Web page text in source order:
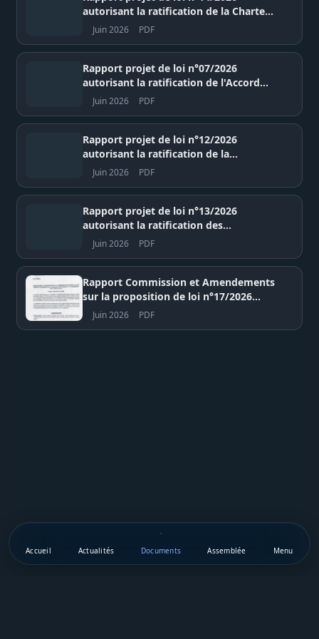
autorisant la ratification de la Charte
constitutive de l'Organisation mondiale
de l'Eau – Assemblée nationale du
Sénégal
Juin 2026 PDF
Rapport projet de loi n°07/2026
autorisant la ratification de l'Accord
BBNJ sur la biodiversité marine au-delà
des juridictions nationales – Assemblée
nationale du Sénégal
Juin 2026 PDF
Rapport projet de loi n°12/2026
autorisant la ratification de la
Convention d'entraide judiciaire en
matière pénale entre le Sénégal et la
Gambie – Assemblée nationale du
Sénégal
Juin 2026 PDF
Rapport projet de loi n°13/2026
autorisant la ratification des
amendements à l'article 8 du Statut de
Rome de la Cour pénale internationale
(CPI) – Assemblée nationale du Sénégal
Juin 2026 PDF
Rapport Commission et Amendements
sur la proposition de loi n°17/2026
portant révision de la Constitution du
Sénégal
Juin 2026 PDF
Accueil Actualités Documents Assemblée Menu